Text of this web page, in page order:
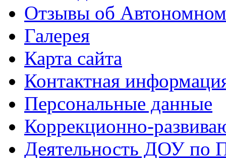
Отзывы об
Галерея
Карта сайта
Контактная
Персональные данные
Коррекционно-
Деятельность ДОУ по